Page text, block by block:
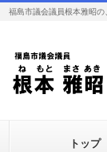
福島市議会議員根本雅昭の
トップ